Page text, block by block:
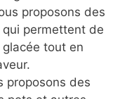
proposons des
permettent de
tout en
proposons des